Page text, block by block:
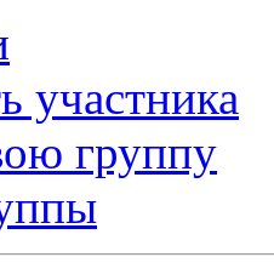
участника
группу